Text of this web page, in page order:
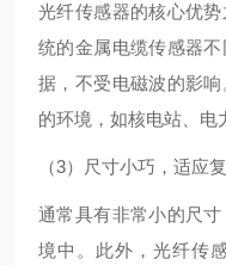
光纤传感器的核心优
统的金属电缆传感器
据，不受电磁波的影
的环境，如核电站、电
（3）尺寸小巧，适应
通常具有非常小的尺
境中。此外，光纤传